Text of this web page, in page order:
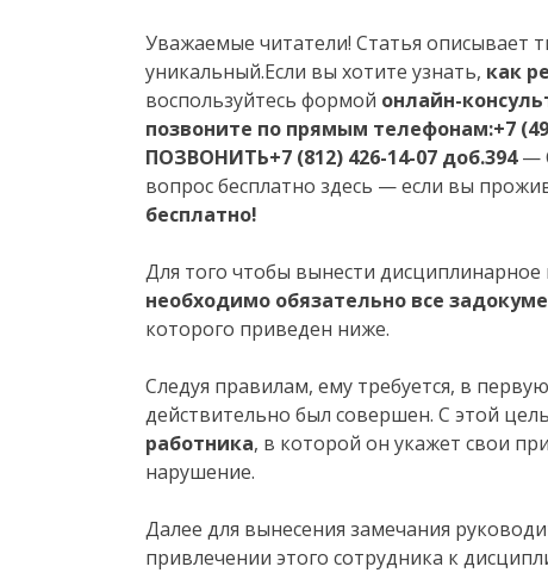
Уважаемые читатели! Статья описывает
уникальный.Если вы хотите узнать, как
воспользуйтесь формой онлайн-
позвоните по прямым телефонам:+7
ПОЗВОНИТЬ+7 (812) 426-14-07 доб.394—
вопрос бесплатно здесь — если вы
бесплатно!
Для того чтобы вынести
необходимо обязательно все
которого приведен ниже.
Следуя правилам, ему требуется, в
действительно был совершен. С этой
работника, в которой он укажет свои
нарушение.
Далее для вынесения замечания
привлечении этого сотрудника к